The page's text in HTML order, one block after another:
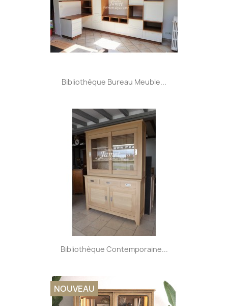
Bibliothèque Bureau Meuble...
Bibliothèque Contemporaine...
NOUVEAU